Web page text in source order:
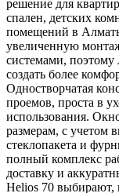
решение для
спален, детских
помещений в
увеличенную
системами, поэтому
создать более
Одностворчатая
проемов, проста в
использования.
размерам, с учетом
стеклопакета и
полный комплекс
доставку и
Helios 70 выбирают,